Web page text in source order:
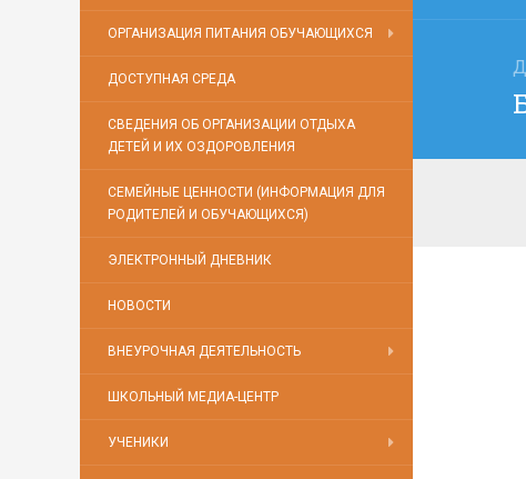
ОРГАНИЗАЦИЯ ПИТАНИЯ ОБУЧАЮЩИХСЯ
ДОСТУПНАЯ СРЕДА
СВЕДЕНИЯ ОБ ОРГАНИЗАЦИИ ОТДЫХА
ДЕТЕЙ И ИХ ОЗДОРОВЛЕНИЯ
СЕМЕЙНЫЕ ЦЕННОСТИ (ИНФОРМАЦИЯ ДЛЯ
РОДИТЕЛЕЙ И ОБУЧАЮЩИХСЯ)
ЭЛЕКТРОННЫЙ ДНЕВНИК
НОВОСТИ
ВНЕУРОЧНАЯ ДЕЯТЕЛЬНОСТЬ
ШКОЛЬНЫЙ МЕДИА-ЦЕНТР
УЧЕНИКИ